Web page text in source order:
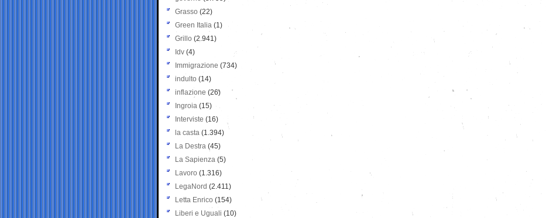
Grasso (22)
Green Italia (1)
Grillo (2.941)
Idv (4)
Immigrazione (734)
indulto (14)
inflazione (26)
Ingroia (15)
Interviste (16)
la casta (1.394)
La Destra (45)
La Sapienza (5)
Lavoro (1.316)
LegaNord (2.411)
Letta Enrico (154)
Liberi e Uguali (10)